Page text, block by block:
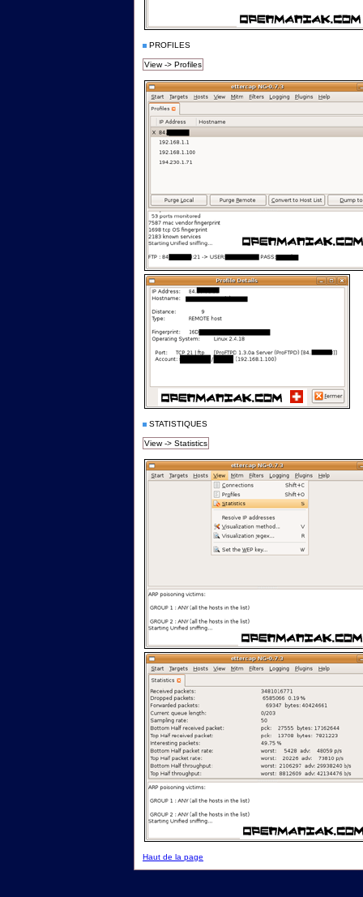
PROFILES
View -> Profiles
STATISTIQUES
View -> Statistics
Haut de la page